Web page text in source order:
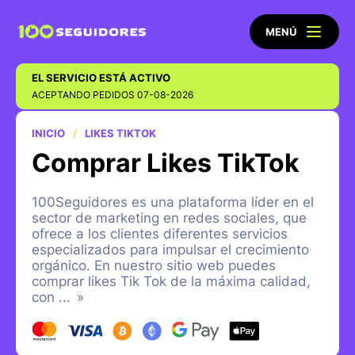
MENÚ
EL SERVICIO ESTÁ ACTIVO
ACEPTANDO PEDIDOS 07-08-2026
INICIO LIKES TIKTOK
Comprar Likes TikTok
100Seguidores es una plataforma líder en el
sector de marketing en redes sociales, que
ofrece a los clientes diferentes servicios
especializados para impulsar el crecimiento
orgánico. En nuestro sitio web puedes
comprar likes Tik Tok de la máxima calidad,
con ... »